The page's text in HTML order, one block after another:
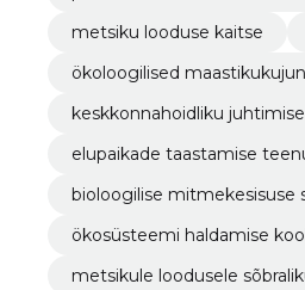
metsiku looduse kaitse
ökoloogilised
keskkonnahoidliku
elupaikade taastamise
bioloogilise mitmekesisuse
ökosüsteemi haldamise
metsikule loodusele